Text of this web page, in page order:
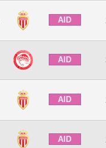
AID
AID
AID
AID